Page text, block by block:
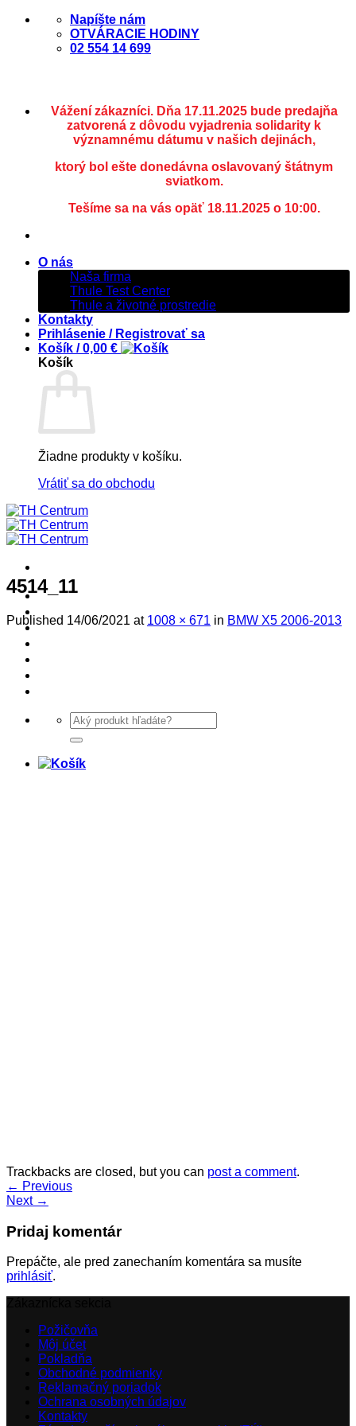
Skip
Napíšte nám
OTVÁRACIE HODINY
02 554 14 699
Vážení zákazníci. Dňa 17.11.2025 bude predajňa
zatvorená z dôvodu vyjadrenia solidarity k
významnému dátumu v našich dejinách,
ktorý bol ešte donedávna oslavovaný štátnym
sviatkom.
Tešíme sa na vás opäť 18.11.2025 o 10:00.
O nás
Naša firma
Thule Test Center
Thule a životné prostredie
Kontakty
Prihlásenie / Registrovať sa
Košík /0,00 €
Košík
Žiadne produkty v košíku.
Vrátiť sa do obchodu
! ! ! S Ú Ť A Ž ! ! !
Produkty
Hľadať:
4514_11
Published 14/06/2021 at 1008 × 671 in BMW X5 2006-2013
Trackbacks are closed, but you can post a comment.
← Previous
Next →
Pridaj komentár
Prepáčte, ale pred zanechaním komentára sa musíte
prihlásiť.
Požičovňa
Môj účet
Pokladňa
Obchodné podmienky
Reklamačný poriadok
Ochrana osobných údajov
Kontakty